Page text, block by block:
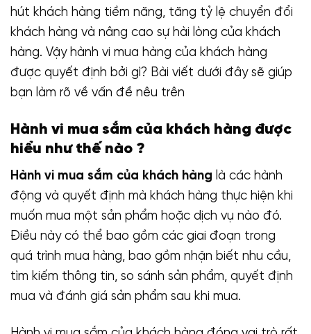
hút khách hàng tiềm năng, tăng tỷ lệ chuyển đổi
khách hàng và nâng cao sự hài lòng của khách
hàng. Vậy hành vi mua hàng của khách hàng
được quyết định bởi gì? Bài viết dưới đây sẽ giúp
bạn làm rõ về vấn đề nêu trên
Hành vi mua sắm của khách hàng được
hiểu như thế nào ?
Hành vi mua sắm của khách hàng là các hành
động và quyết định mà khách hàng thực hiện khi
muốn mua một sản phẩm hoặc dịch vụ nào đó.
Điều này có thể bao gồm các giai đoạn trong
quá trình mua hàng, bao gồm nhận biết nhu cầu,
tìm kiếm thông tin, so sánh sản phẩm, quyết định
mua và đánh giá sản phẩm sau khi mua.